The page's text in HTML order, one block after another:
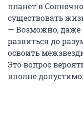
планет в
существовать
— Возможно, даже
развиться до
освоить
Это вопрос
вполне